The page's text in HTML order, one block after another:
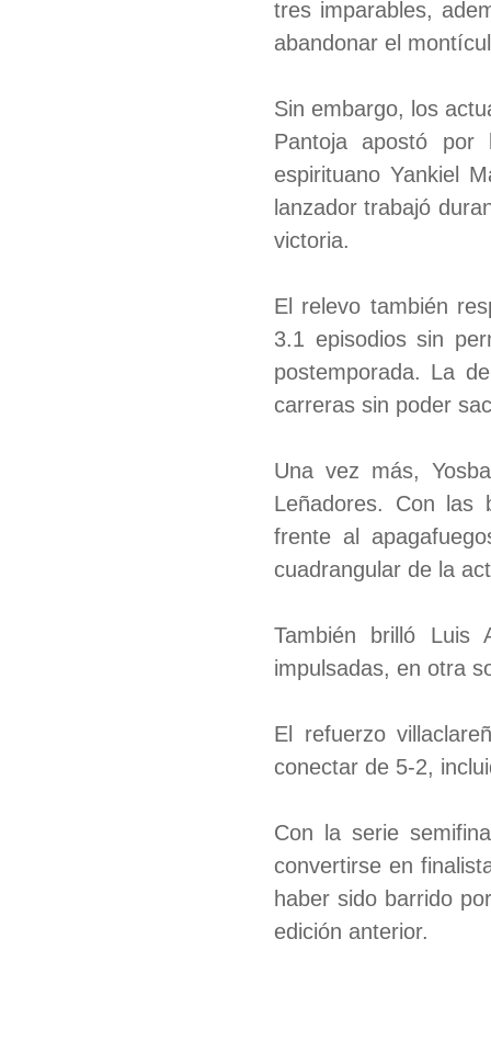
tres imparables,
abandonar el
Sin embargo, los
Pantoja apostó
espirituano Yankiel
lanzador trabajó
victoria.
El relevo también
3.1 episodios sin
postemporada. La
carreras sin poder
Una vez más,
Leñadores. Con las
frente al
cuadrangular de la
También brilló Luis
impulsadas, en otra
El refuerzo
conectar de 5-2,
Con la serie
convertirse en
haber sido barrido
edición anterior.